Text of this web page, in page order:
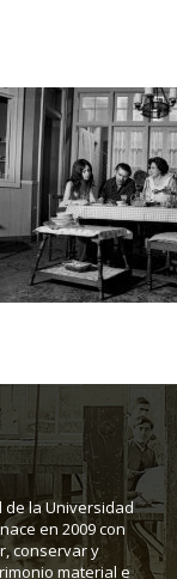
de la Universidad
en 2009 con
conservar y
material e